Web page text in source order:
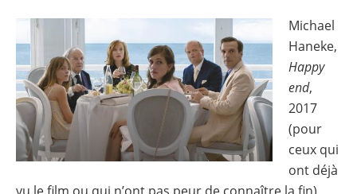
Image
Michael
Haneke,
Happy
end,
2017
(pour
ceux qui
ont déjà